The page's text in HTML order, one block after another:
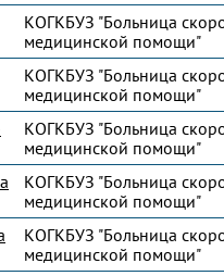
КОГКБУЗ "Больница
медицинской помощи"
КОГКБУЗ "Больница
медицинской помощи"
КОГКБУЗ "Больница
медицинской помощи"
КОГКБУЗ "Больница
медицинской помощи"
КОГКБУЗ "Больница
медицинской помощи"